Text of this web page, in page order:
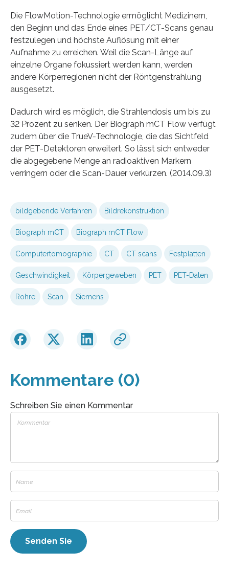
Die FlowMotion-Technologie ermöglicht Medizinern,
den Beginn und das Ende eines PET/CT-Scans genau
festzulegen und höchste Auflösung mit einer
Aufnahme zu erreichen. Weil die Scan-Länge auf
einzelne Organe fokussiert werden kann, werden
andere Körperregionen nicht der Röntgenstrahlung
ausgesetzt.
Dadurch wird es möglich, die Strahlendosis um bis zu
32 Prozent zu senken. Der Biograph mCT Flow verfügt
zudem über die TrueV-Technologie, die das Sichtfeld
der PET-Detektoren erweitert. So lässt sich entweder
die abgegebene Menge an radioaktiven Markern
verringern oder die Scan-Dauer verkürzen. (2014.09.3)
bildgebende Verfahren Bildrekonstruktion
Biograph mCT Biograph mCT Flow
Computertomographie CT CT scans Festplatten
Geschwindigkeit Körpergeweben PET PET-Daten
Rohre Scan Siemens
Kommentare (0)
Schreiben Sie einen Kommentar